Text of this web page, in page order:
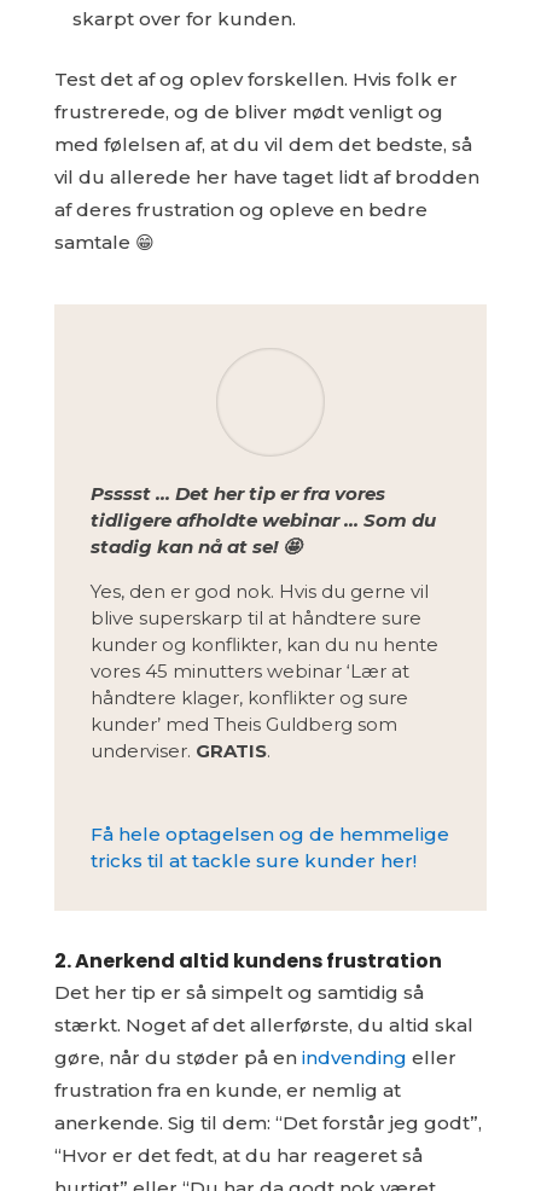
skarpt over for kunden.
Test det af og oplev forskellen. Hvis folk er
frustrerede, og de bliver mødt venligt og
med følelsen af, at du vil dem det bedste, så
vil du allerede her have taget lidt af brodden
af deres frustration og opleve en bedre
samtale 😁
Psssst … Det her tip er fra vores
tidligere afholdte webinar … Som du
stadig kan nå at se! 🤩
Yes, den er god nok. Hvis du gerne vil
blive superskarp til at håndtere sure
kunder og konflikter, kan du nu hente
vores 45 minutters webinar ‘Lær at
håndtere klager, konflikter og sure
kunder’ med Theis Guldberg som
underviser. GRATIS.
Få hele optagelsen og de hemmelige
tricks til at tackle sure kunder her!
2. Anerkend altid kundens frustration
Det her tip er så simpelt og samtidig så
stærkt. Noget af det allerførste, du altid skal
gøre, når du støder på en indvending eller
frustration fra en kunde, er nemlig at
anerkende. Sig til dem: “Det forstår jeg godt”,
“Hvor er det fedt, at du har reageret så